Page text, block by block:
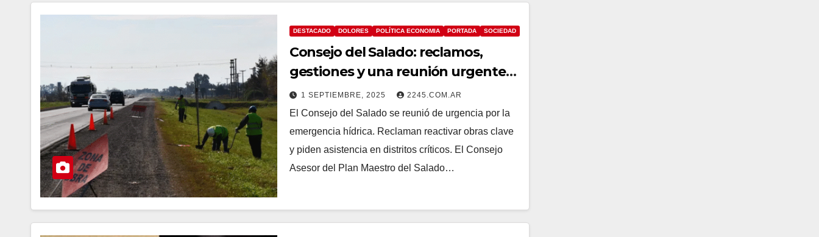
DESTACADO DOLORES POLÍTICA ECONOMIA PORTADA SOCIEDAD
Consejo del Salado: reclamos,
gestiones y una reunión urgente
por el avance de las inundaciones
1 SEPTIEMBRE, 2025 2245.COM.AR
El Consejo del Salado se reunió de urgencia por la
emergencia hídrica. Reclaman reactivar obras clave
y piden asistencia en distritos críticos. El Consejo
Asesor del Plan Maestro del Salado…